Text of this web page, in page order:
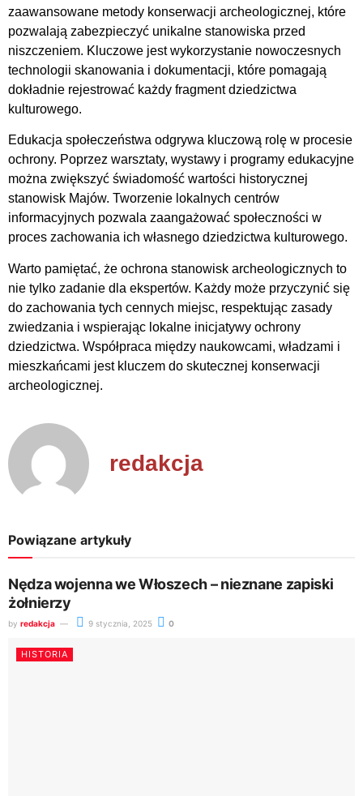
zaawansowane metody konserwacji archeologicznej, które
pozwalają zabezpieczyć unikalne stanowiska przed
niszczeniem. Kluczowe jest wykorzystanie nowoczesnych
technologii skanowania i dokumentacji, które pomagają
dokładnie rejestrować każdy fragment dziedzictwa
kulturowego.
Edukacja społeczeństwa odgrywa kluczową rolę w procesie
ochrony. Poprzez warsztaty, wystawy i programy edukacyjne
można zwiększyć świadomość wartości historycznej
stanowisk Majów. Tworzenie lokalnych centrów
informacyjnych pozwala zaangażować społeczności w
proces zachowania ich własnego dziedzictwa kulturowego.
Warto pamiętać, że ochrona stanowisk archeologicznych to
nie tylko zadanie dla ekspertów. Każdy może przyczynić się
do zachowania tych cennych miejsc, respektując zasady
zwiedzania i wspierając lokalne inicjatywy ochrony
dziedzictwa. Współpraca między naukowcami, władzami i
mieszkańcami jest kluczem do skutecznej konserwacji
archeologicznej.
redakcja
Powiązane artykuły
Nędza wojenna we Włoszech – nieznane zapiski
żołnierzy
by redakcja 9 stycznia, 2025 0
HISTORIA